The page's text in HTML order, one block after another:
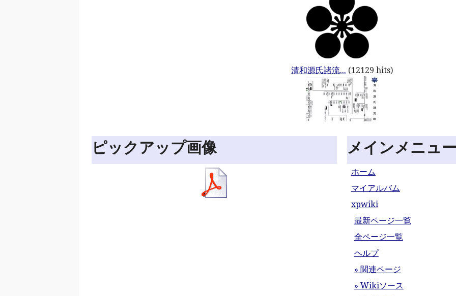
清和源氏諸流... (12129 hits)
ピックアップ画像 メインメニュ
ホーム
マイアルバム
xpwiki
最新ページ一覧
全ページ一覧
ヘルプ
» 関連ページ
» Wikiソース